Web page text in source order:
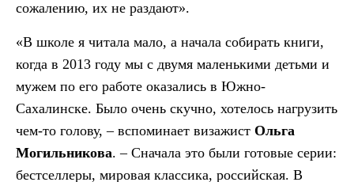
сожалению, их не раздают».
«В школе я читала мало, а начала собирать книги,
когда в 2013 году мы с двумя маленькими детьми и
мужем по его работе оказались в Южно-
Сахалинске. Было очень скучно, хотелось нагрузить
чем-то голову, – вспоминает визажист Ольга
Могильникова. – Сначала это были готовые серии:
бестселлеры, мировая классика, российская. В